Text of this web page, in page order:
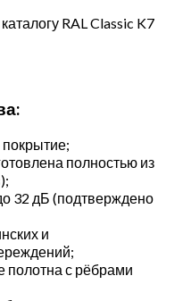
RAL Classic K7
полностью из
32 дБ (подтверждено
и
полотна с рёбрами